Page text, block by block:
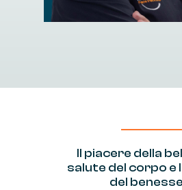
Il piacere della
salute del corpo e
del